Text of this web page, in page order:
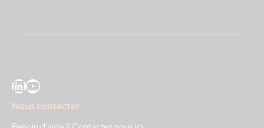
LinkedIn YouTube
Nous contacter